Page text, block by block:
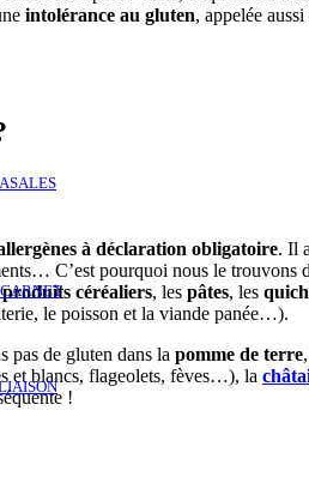
intolérance au gluten, appelée aussi
à déclaration obligatoire. Il
C’est pourquoi nous le trouvons
produits céréaliers, les pâtes, les
le poisson et la viande panée…).
pas de gluten dans la pomme de terre
et blancs, flageolets, fèves…), la
!